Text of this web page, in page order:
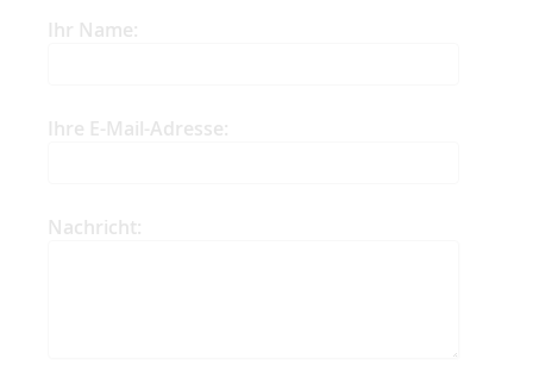
Ihr Name:
Ihre E-Mail-Adresse:
Nachricht: